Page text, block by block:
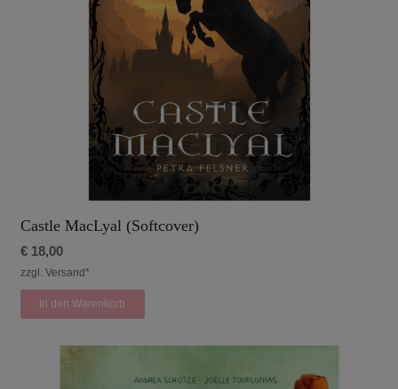
Castle MacLyal (Softcover)
€18,00
zzgl. Versand*
In den Warenkorb